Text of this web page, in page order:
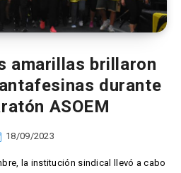
amarillas brillaron
durante
ASOEM
18/09/2023
la institución sindical llevó a cabo